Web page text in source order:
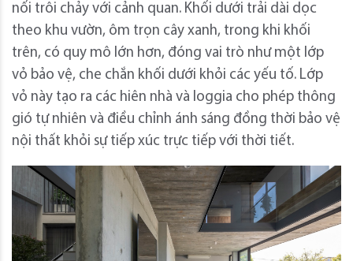
nối trôi chảy với cảnh quan. Khối dưới trải dài dọc
theo khu vườn, ôm trọn cây xanh, trong khi khối
trên, có quy mô lớn hơn, đóng vai trò như một lớp
vỏ bảo vệ, che chắn khối dưới khỏi các yếu tố. Lớp
vỏ này tạo ra các hiên nhà và loggia cho phép thông
gió tự nhiên và điều chỉnh ánh sáng đồng thời bảo vệ
nội thất khỏi sự tiếp xúc trực tiếp với thời tiết.